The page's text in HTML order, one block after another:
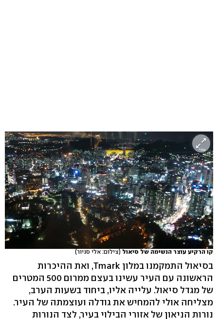
קו הרקיע עוצר הנשימה של סיאול (צילום: אלי סניור)
בסיאול התמקמנו במלון Tmark, ואת ההיכרות
הראשונה עם העיר עשינו בעצם ממרום 500 המטרים
של מגדל סיאול. עלייה אליו, ביחוד בשעות הערב,
מצליחה אולי להמחיש את גודלה ועוצמתה של העיר.
נורות הניאון של אזורי הבילוי בעיר, לצד הנורות